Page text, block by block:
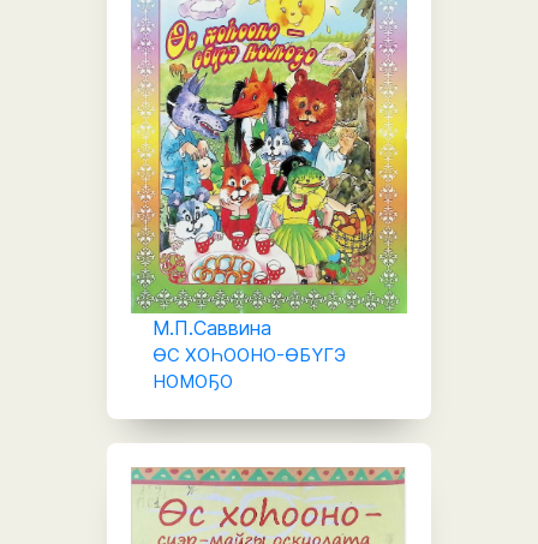
М.П.Саввина
ӨС ХОҺООНО-ӨБҮГЭ
НОМОҔО